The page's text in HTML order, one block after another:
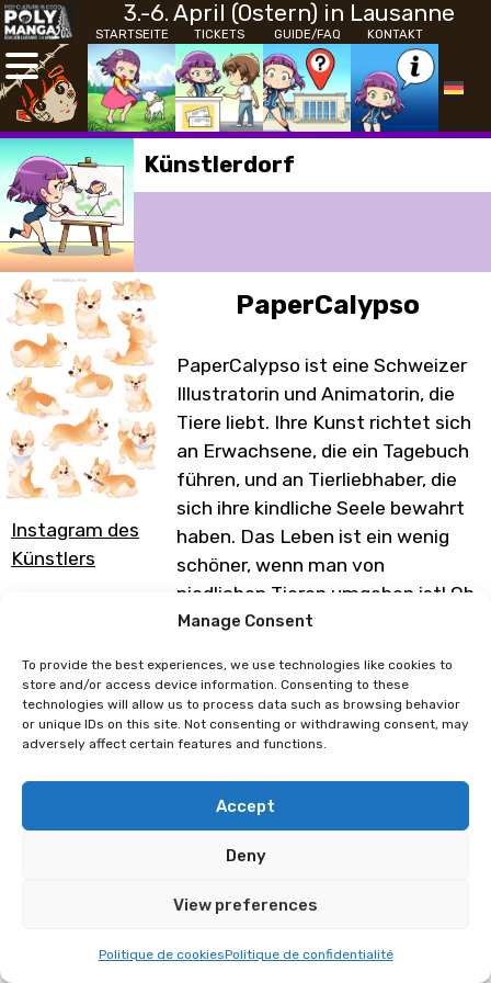
Manage Consent
To provide the best experiences, we use technologies like cookies to
store and/or access device information. Consenting to these
technologies will allow us to process data such as browsing behavior
or unique IDs on this site. Not consenting or withdrawing consent, may
adversely affect certain features and functions.
Accept
Deny
View preferences
Politique de cookiesPolitique de confidentialité
3.-6. April (Ostern) in Lausanne
STARTSEITE TICKETS GUIDE/FAQ KONTAKT
Künstlerdorf
Instagram des
Künstlers
PaperCalypso
PaperCalypso ist eine Schweizer
Illustratorin und Animatorin, die
Tiere liebt. Ihre Kunst richtet sich
an Erwachsene, die ein Tagebuch
führen, und an Tierliebhaber, die
sich ihre kindliche Seele bewahrt
haben. Das Leben ist ein wenig
schöner, wenn man von
niedlichen Tieren umgeben ist! Ob
Aufkleber, Washi-Bänder, Pins
Ihre Brille, an ihrem Stand ist für
jeden Geschmack etwas dabei.
Programm unter Vorbehalt von
Änderungen